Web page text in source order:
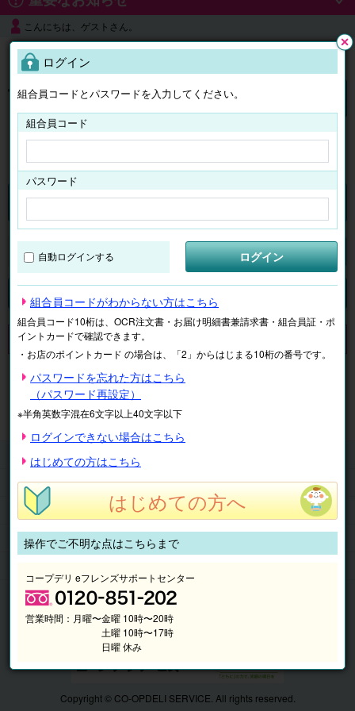
こんにちは、ゲストさん。
よくある質問
ログイン
チケット マイページ
検索
申し訳ございません。 現在、該当商品は、お取扱いしておりません。
マイページ 注文履歴
抽選結果
請求内容
チケット
くらしのサービス
このサイトの使い方
マイページ
Copyright © CO-OPDELI SERVICE. All rights reserved.
ログイン
組合員コードとパスワードを入力してください。
組合員コード
パスワード
自動ログインする ログイン
組合員コードがわからない方はこちら
組合員コード10桁は、OCR注文書・お届け明細書兼請求書・組合員証・ポ
イントカードで確認できます。
・お店のポイントカード の場合は、「2」からはじまる10桁の番号です。
パスワードを忘れた方はこちら
（パスワード再設定）
※半角英数字混在6文字以上40文字以下
ログインできない場合はこちら
はじめての方はこちら
はじめての方へ
操作でご不明な点はこちらまで
コープデリ eフレンズサポートセンター
営業時間： 月曜〜金曜 10時〜20時
土曜 10時〜17時
日曜 休み